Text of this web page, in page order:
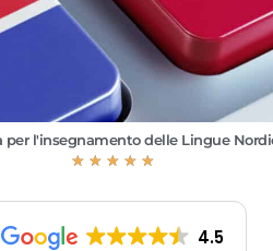
per l'insegnamento delle Lingue
★ ★ ★ ★ ★
4.5